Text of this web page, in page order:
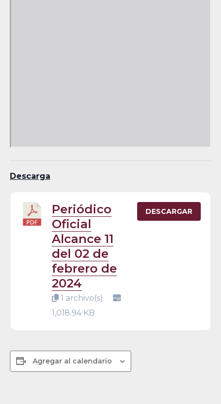
Descarga
Periódico
Oficial
Alcance 11
del 02 de
febrero de
2024
1 archivo(s)
1,018.94 KB
DESCARGAR
Agregar al calendario